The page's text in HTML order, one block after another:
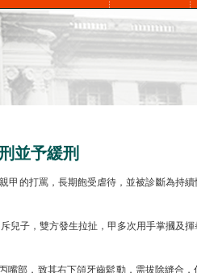
並予緩刑
的打罵，長期飽受虐待，並被診斷為持續
子，雙方發生拉扯，甲多次用手掌摑及揮
部，致其右下頜牙齒鬆動，需拔除縫合，